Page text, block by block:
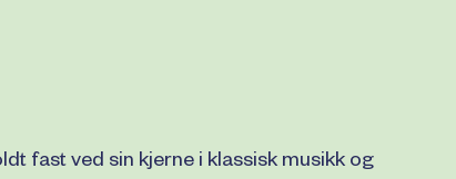
fast ved sin kjerne i klassisk musikk og